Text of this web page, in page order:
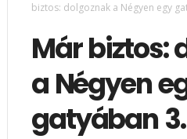
biztos: dolgoznak a Négyen egy
Már biztos:
a Négyen
gatyában